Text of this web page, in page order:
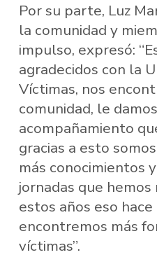
Por su parte, Luz
la comunidad y
impulso, expresó:
agradecidos con la
Víctimas, nos
comunidad, le
acompañamiento
gracias a esto
más conocimientos
jornadas que
estos años eso
encontremos más
víctimas”.